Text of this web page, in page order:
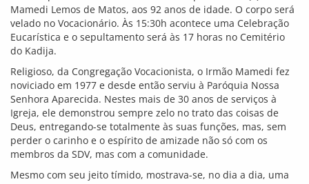
Bebê de Vitória da Conquista que tem
parte do coração para fora está internada
em Salvador
0
6 de janeiro de 2010, 9:20/ Anderson BLOG@blogdoanderson
Um bebê de menos de 1 mês de idade que nasceu com parte
do coração fora do corpo está internado em Salvador. A
menina Sofia, nascida no último 28, veio com sua família de
Vitória da Conquista em busca de tratamento para a doença
rara.